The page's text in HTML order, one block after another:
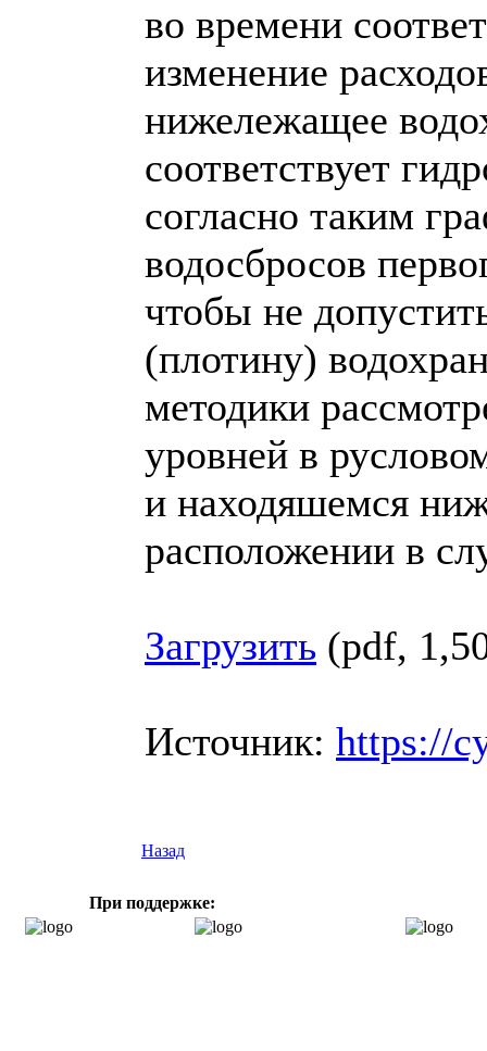
во времени
изменение
нижележащее
соответствует
согласно таким
водосбросов
чтобы не
(плотину)
методики
уровней в
и находяшемся
расположении в
Загрузить (pdf,
Источник: https://
Назад
При поддержке: